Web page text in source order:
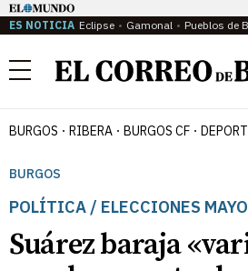
ES NOTICIA Eclipse Gamonal Pueblos de
Menú
BURGOS RIBERA BURGOS CF
BURGOS
POLÍTICA / ELECCIONES
Suárez baraja